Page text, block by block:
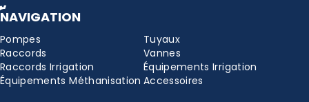
NAVIGATION
Pompes
Tuyaux
Raccords
Vannes
Raccords Irrigation
Équipements Irrigation
Équipements Méthanisation Accessoires